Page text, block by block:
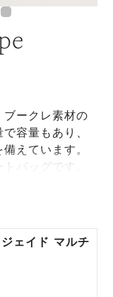
ブークレ素材の
容量もあり、
えています。
バッグです。
イズは多少の個
ジェイド マルチ